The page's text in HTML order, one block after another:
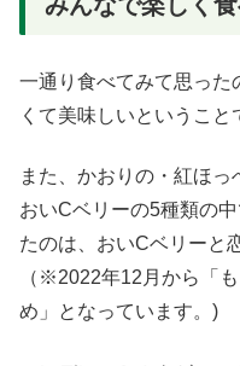
一通り食べてみて思った
くて美味しいということ
また、かおりの・紅ほっ
おいCベリーの5種類の
たのは、おいCベリーと
（※2022年12月から「
め」となっています。)